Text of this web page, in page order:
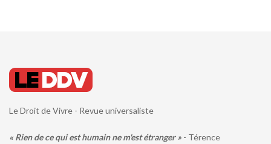
Le Droit de Vivre - Revue universaliste
« Rien de ce qui est humain ne m'est étranger » - Térence